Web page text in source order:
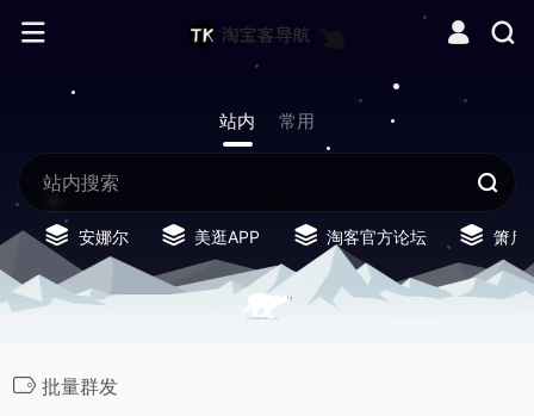
站内 常用
安娜尔 美逛APP 淘客官方论坛 箫启
批量群发